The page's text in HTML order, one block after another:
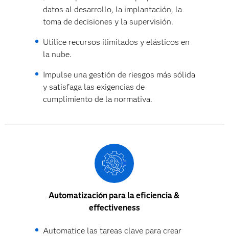
datos al desarrollo, la implantación, la
toma de decisiones y la supervisión.
Utilice recursos ilimitados y elásticos en
la nube.
Impulse una gestión de riesgos más sólida
y satisfaga las exigencias de
cumplimiento de la normativa.
Automatización para la eficiencia &
effectiveness
Automatice las tareas clave para crear